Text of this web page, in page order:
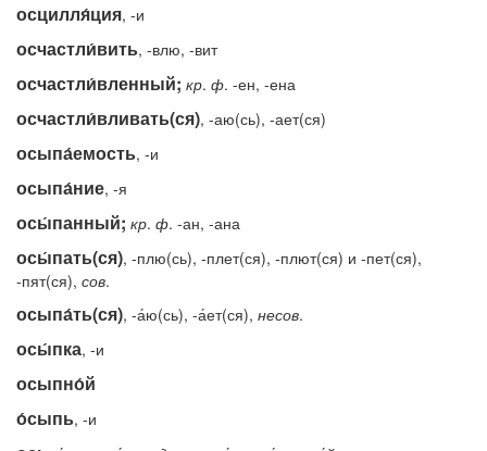
осцилля́ция, -и
осчастли́вить, -влю, -вит
осчастли́вленный; кр. ф. -ен, -ена
осчастли́вливать(ся), -аю(сь), -ает(ся)
осыпа́емость, -и
осыпа́ние, -я
осы́панный; кр. ф. -ан, -ана
осы́пать(ся), -плю(сь), -плет(ся), -плют(ся) и -пет(ся),
-пят(ся), сов.
осыпа́ть(ся), -а́ю(сь), -а́ет(ся), несов.
осы́пка, -и
осыпно́й
о́сыпь, -и